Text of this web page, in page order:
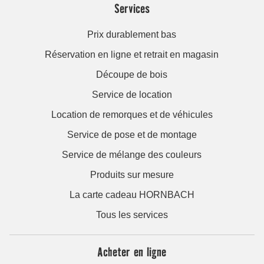
Services
Prix durablement bas
Réservation en ligne et retrait en magasin
Découpe de bois
Service de location
Location de remorques et de véhicules
Service de pose et de montage
Service de mélange des couleurs
Produits sur mesure
La carte cadeau HORNBACH
Tous les services
Acheter en ligne